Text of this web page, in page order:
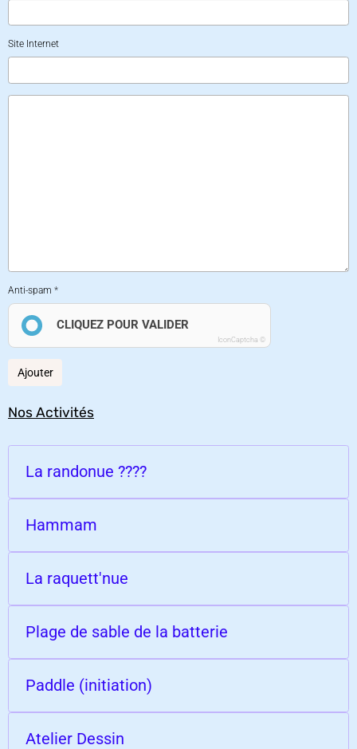
Site Internet
Anti-spam
CLIQUEZ POUR VALIDER
IconCaptcha ©
Ajouter
Nos Activités
La randonue ????
Hammam
La raquett'nue
Plage de sable de la batterie
Paddle (initiation)
Atelier Dessin